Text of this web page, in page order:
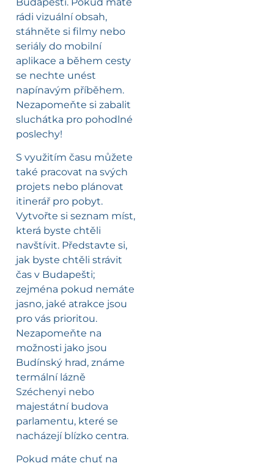
rádi vizuální obsah,
stáhněte si filmy nebo
seriály do mobilní
aplikace a během cesty
se nechte unést
napínavým příběhem.
Nezapomeňte si zabalit
sluchátka pro pohodlné
poslechy!
S využitím času můžete
také pracovat na svých
projets nebo plánovat
itinerář pro pobyt.
Vytvořte si seznam míst,
která byste chtěli
navštívit. Představte si,
jak byste chtěli strávit
čas v Budapešti;
zejména pokud nemáte
jasno, jaké atrakce jsou
pro vás prioritou.
Nezapomeňte na
možnosti jako jsou
Budínský hrad, známe
termální lázně
Széchenyi nebo
majestátní budova
parlamentu, které se
nacházejí blízko centra.
Pokud máte chuť na